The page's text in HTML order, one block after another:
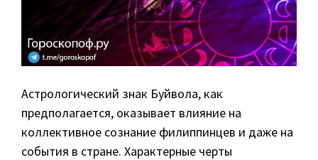
Астрологический знак Буйвола, как
предполагается, оказывает влияние на
коллективное сознание филиппинцев и даже на
события в стране. Характерные черты